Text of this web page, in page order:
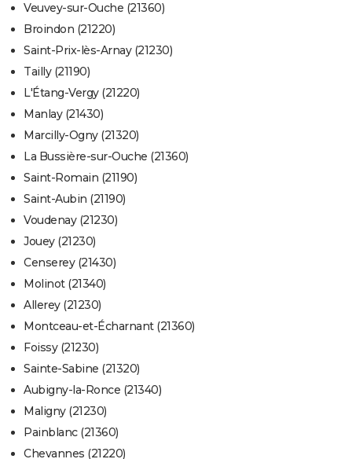
Veuvey-sur-Ouche (21360)
Broindon (21220)
Saint-Prix-lès-Arnay (21230)
Tailly (21190)
L'Étang-Vergy (21220)
Manlay (21430)
Marcilly-Ogny (21320)
La Bussière-sur-Ouche (21360)
Saint-Romain (21190)
Saint-Aubin (21190)
Voudenay (21230)
Jouey (21230)
Censerey (21430)
Molinot (21340)
Allerey (21230)
Montceau-et-Écharnant (21360)
Foissy (21230)
Sainte-Sabine (21320)
Aubigny-la-Ronce (21340)
Maligny (21230)
Painblanc (21360)
Chevannes (21220)